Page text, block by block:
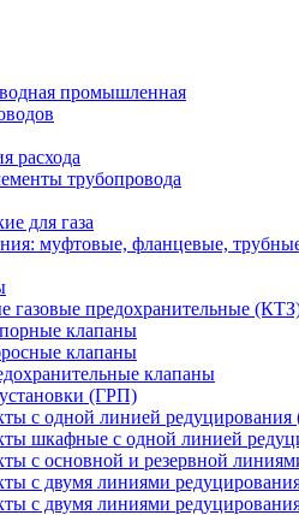
промышленная
расхода
трубопровода
для газа
муфтовые, фланцевые,
газовые предохранительные
клапаны
клапаны
клапаны
(ГРП)
с одной линией
шкафные с одной линией
с основной и резервной
с двумя линиями
с двумя линиями